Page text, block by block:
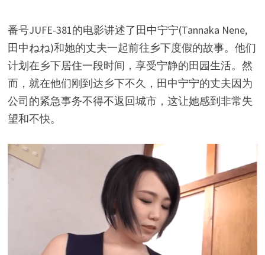
番号JUFE-381的电影讲述了田中宁宁(Tannaka Nene,
田中ねね)和她的丈夫一起前往乡下度假的故事。他们
计划在乡下居住一段时间，享受宁静的田园生活。然
而，就在他们刚到达乡下不久，田中宁宁的丈夫因为
公司的紧急事务不得不返回城市，这让她感到非常失
望和不快。